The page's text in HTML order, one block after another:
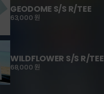
GEODOME S/S R/TEE
63,000 원
WILDFLOWER S/S R/TEE
68,000 원